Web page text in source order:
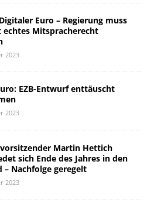
Euro – Regierung muss
echtes Mitspracherecht
2023
EZB-Entwurf enttäuscht
2023
Martin Hettich
sich Ende des Jahres in den
– Nachfolge geregelt
2023